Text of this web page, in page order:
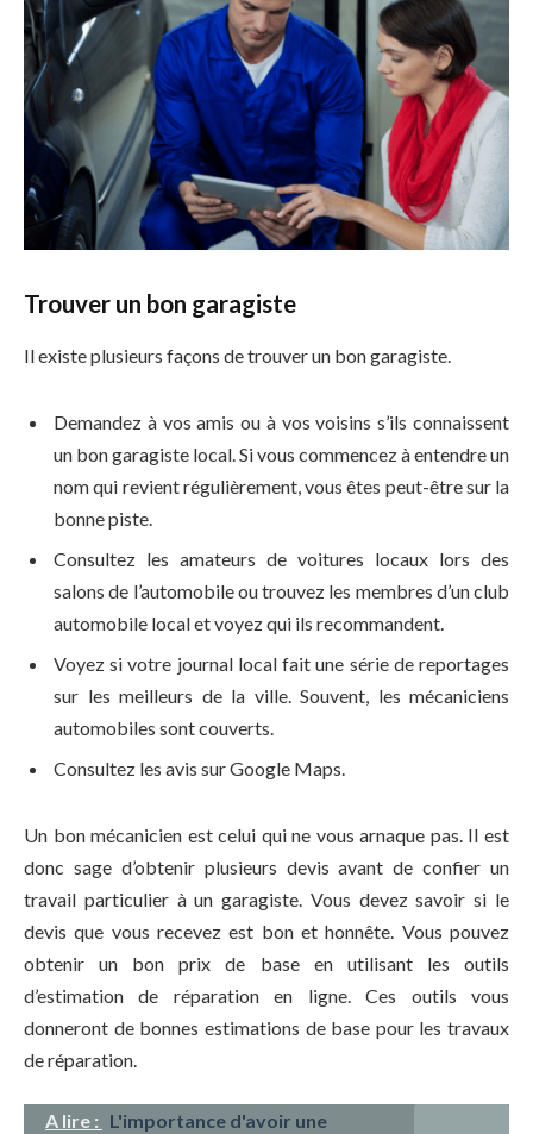
Trouver un bon garagiste
Il existe plusieurs façons de trouver un bon garagiste.
Demandez à vos amis ou à vos voisins s’ils connaissent
un bon garagiste local. Si vous commencez à entendre un
nom qui revient régulièrement, vous êtes peut-être sur la
bonne piste.
Consultez les amateurs de voitures locaux lors des
salons de l’automobile ou trouvez les membres d’un club
automobile local et voyez qui ils recommandent.
Voyez si votre journal local fait une série de reportages
sur les meilleurs de la ville. Souvent, les mécaniciens
automobiles sont couverts.
Consultez les avis sur Google Maps.
Un bon mécanicien est celui qui ne vous arnaque pas. Il est
donc sage d’obtenir plusieurs devis avant de confier un
travail particulier à un garagiste. Vous devez savoir si le
devis que vous recevez est bon et honnête. Vous pouvez
obtenir un bon prix de base en utilisant les outils
d’estimation de réparation en ligne. Ces outils vous
donneront de bonnes estimations de base pour les travaux
de réparation.
A lire : L'importance d'avoir une